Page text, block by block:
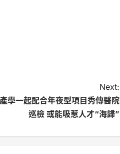
Next:
學一起配合年夜型項目秀傳醫院
巡檢 或能吸惹人才“海歸”